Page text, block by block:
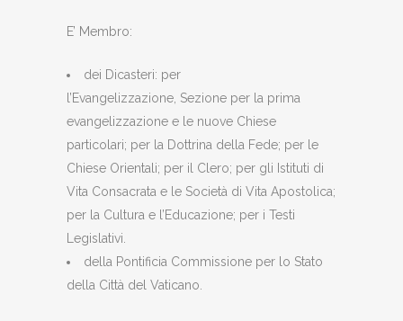
E’ Membro:
dei Dicasteri: per
l’Evangelizzazione, Sezione per la prima
evangelizzazione e le nuove Chiese
particolari; per la Dottrina della Fede; per le
Chiese Orientali; per il Clero; per gli Istituti di
Vita Consacrata e le Società di Vita Apostolica;
per la Cultura e l’Educazione; per i Testi
Legislativi.
della Pontificia Commissione per lo Stato
della Città del Vaticano.